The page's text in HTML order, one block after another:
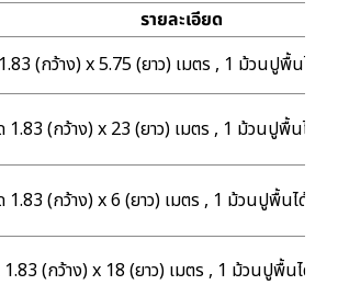
รายละเอียด
(กว้าง) x 5.75 (ยาว) เมตร , 1 ม้วนปูพื้นได้
1.83 (กว้าง) x 23 (ยาว) เมตร , 1 ม้วนปูพื้นได้
1.83 (กว้าง) x 6 (ยาว) เมตร , 1 ม้วนปูพื้นได้
(กว้าง) x 18 (ยาว) เมตร , 1 ม้วนปูพื้นได้